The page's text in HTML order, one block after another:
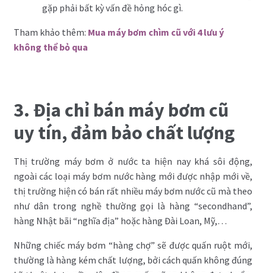
gặp phải bất kỳ vấn đề hỏng hóc gì.
Tham khảo thêm: Mua máy bơm chìm cũ với 4 lưu ý
không thể bỏ qua
3. Địa chỉ bán máy bơm cũ
uy tín, đảm bảo chất lượng
Thị trường máy bơm ở nước ta hiện nay khá sôi động,
ngoài các loại máy bơm nước hàng mới được nhập mới về,
thị trường hiện có bán rất nhiều máy bơm nước cũ mà theo
như dân trong nghề thường gọi là hàng “secondhand”,
hàng Nhật bãi “nghĩa địa” hoặc hàng Đài Loan, Mỹ,…
Những chiếc máy bơm “hàng chợ” sẽ được quấn ruột mới,
thường là hàng kém chất lượng, bởi cách quấn không đúng